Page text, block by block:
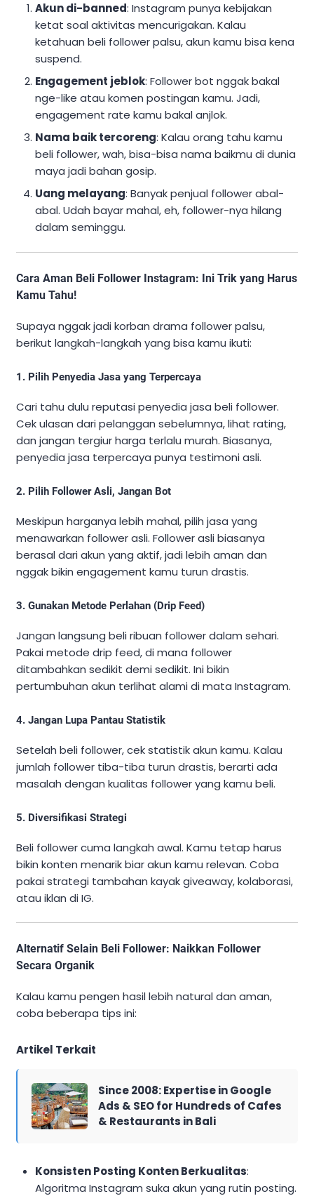
Akun di-banned: Instagram punya kebijakan
ketat soal aktivitas mencurigakan. Kalau
ketahuan beli follower palsu, akun kamu bisa kena
suspend.
Engagement jeblok: Follower bot nggak bakal
nge-like atau komen postingan kamu. Jadi,
engagement rate kamu bakal anjlok.
Nama baik tercoreng: Kalau orang tahu kamu
beli follower, wah, bisa-bisa nama baikmu di dunia
maya jadi bahan gosip.
Uang melayang: Banyak penjual follower abal-
abal. Udah bayar mahal, eh, follower-nya hilang
dalam seminggu.
Cara Aman Beli Follower Instagram: Ini Trik yang Harus
Kamu Tahu!
Supaya nggak jadi korban drama follower palsu,
berikut langkah-langkah yang bisa kamu ikuti:
1. Pilih Penyedia Jasa yang Terpercaya
Cari tahu dulu reputasi penyedia jasa beli follower.
Cek ulasan dari pelanggan sebelumnya, lihat rating,
dan jangan tergiur harga terlalu murah. Biasanya,
penyedia jasa terpercaya punya testimoni asli.
2. Pilih Follower Asli, Jangan Bot
Meskipun harganya lebih mahal, pilih jasa yang
menawarkan follower asli. Follower asli biasanya
berasal dari akun yang aktif, jadi lebih aman dan
nggak bikin engagement kamu turun drastis.
3. Gunakan Metode Perlahan (Drip Feed)
Jangan langsung beli ribuan follower dalam sehari.
Pakai metode drip feed, di mana follower
ditambahkan sedikit demi sedikit. Ini bikin
pertumbuhan akun terlihat alami di mata Instagram.
4. Jangan Lupa Pantau Statistik
Setelah beli follower, cek statistik akun kamu. Kalau
jumlah follower tiba-tiba turun drastis, berarti ada
masalah dengan kualitas follower yang kamu beli.
5. Diversifikasi Strategi
Beli follower cuma langkah awal. Kamu tetap harus
bikin konten menarik biar akun kamu relevan. Coba
pakai strategi tambahan kayak giveaway, kolaborasi,
atau iklan di IG.
Alternatif Selain Beli Follower: Naikkan Follower
Secara Organik
Kalau kamu pengen hasil lebih natural dan aman,
coba beberapa tips ini:
Artikel Terkait
Since 2008: Expertise in Google
Ads & SEO for Hundreds of Cafes
& Restaurants in Bali
Konsisten Posting Konten Berkualitas:
Algoritma Instagram suka akun yang rutin posting.